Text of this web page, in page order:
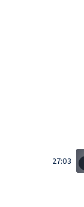
27:03